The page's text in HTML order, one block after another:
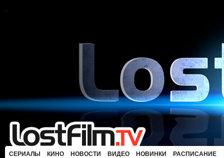
СЕРИАЛЫ КИНО НОВОСТИ ВИДЕО НОВИНКИ РАСПИСАНИЕ